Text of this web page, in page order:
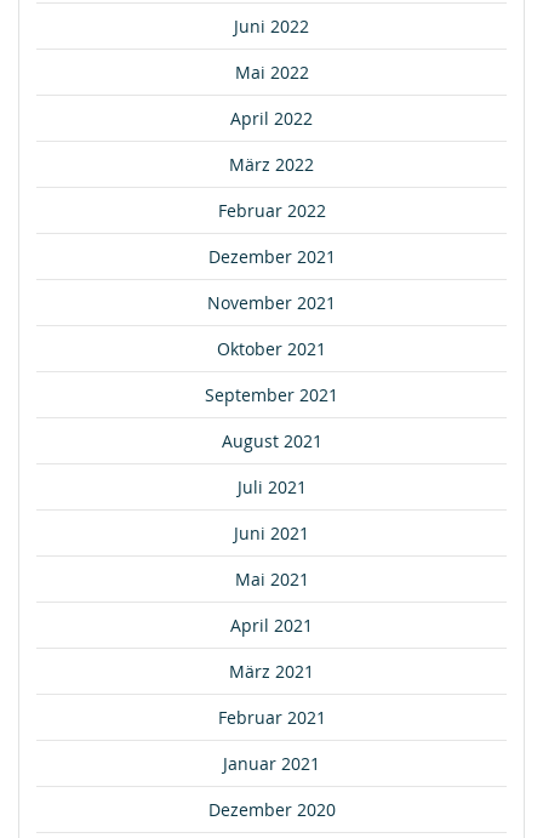
Juni 2022
Mai 2022
April 2022
März 2022
Februar 2022
Dezember 2021
November 2021
Oktober 2021
September 2021
August 2021
Juli 2021
Juni 2021
Mai 2021
April 2021
März 2021
Februar 2021
Januar 2021
Dezember 2020